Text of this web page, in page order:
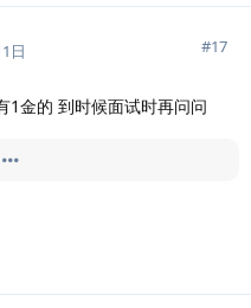
日 #17
1金的 到时候面试时再问问